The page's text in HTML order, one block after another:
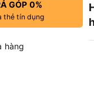
GÓP 0%
thẻ tín dụng
hàng